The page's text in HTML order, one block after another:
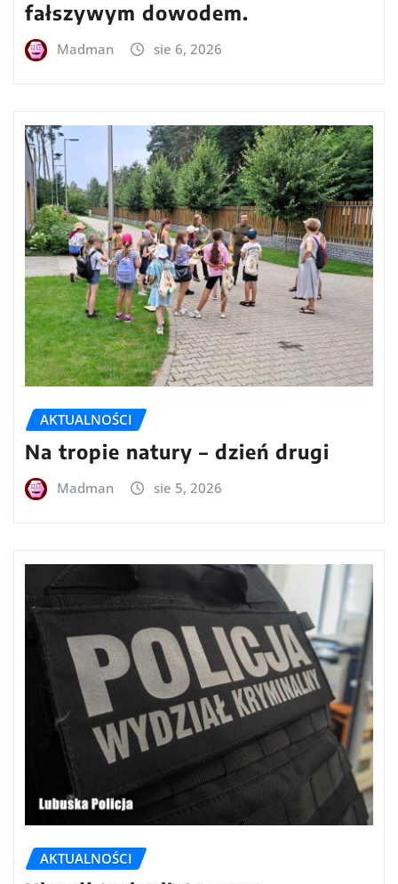
fałszywym dowodem.
Madman sie 6, 2026
AKTUALNOŚCI
Na tropie natury – dzień drugi
Madman sie 5, 2026
AKTUALNOŚCI